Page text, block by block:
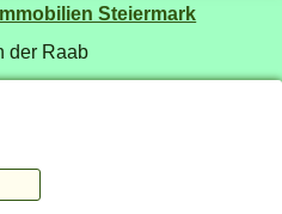
Steiermark
der Raab